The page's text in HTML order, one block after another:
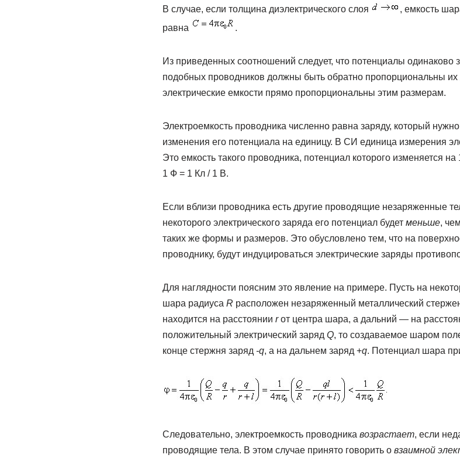
В случае, если толщина диэлектрического слоя , емкость
равна
.
Из приведенных соотношений следует, что потенциалы одинаково
подобных проводников должны быть обратно пропорциональны
электрические емкости прямо пропорциональны этим размерам.
Электроемкость проводника численно равна заряду, который
изменения его потенциала на единицу. В СИ единица измерения
Это емкость такого проводника, потенциал которого изменяется
1 Ф = 1 Кл / 1 В.
Если вблизи проводника есть другие проводящие незаряженные
некоторого электрического заряда его потенциал будет меньше,
таких же формы и размеров. Это обусловлено тем, что на
проводнику, будут индуцироваться электрические заряды
Для наглядности поясним это явление на примере. Пусть на
шара радиуса R расположен незаряженный металлический
находится на расстоянии rот центра шара, а дальний — на
положительный электрический заряд Q, то создаваемое шаром
конце стержня заряд -q, а на дальнем заряд +q. Потенциал шара
Следовательно, электроемкость проводника возрастает, если
проводящие тела. В этом случае принято говорить о взаимной